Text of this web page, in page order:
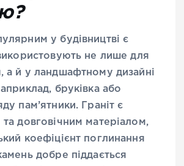
у будівництві є
не лише для
а й у ландшафтному дизайні
бруківка або
пам’ятники. Граніт є
та довговічним матеріалом,
коефіцієнт поглинання
добре піддається